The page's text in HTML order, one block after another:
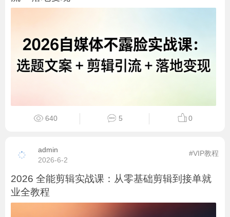
640 5 0
admin
2026-6-2
#VIP教程
2026 全能剪辑实战课：从零基础剪辑到接单就
业全教程